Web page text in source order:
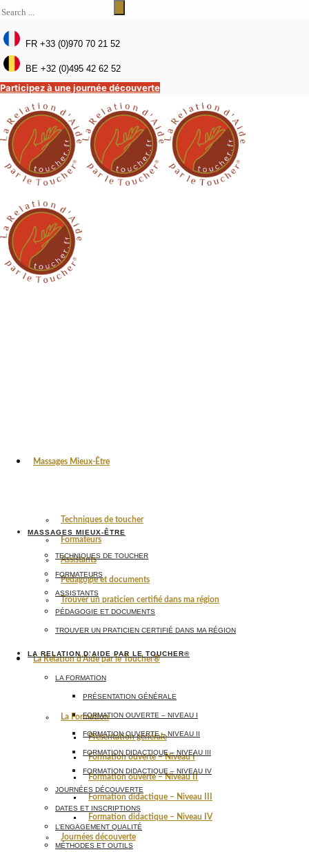
FR +33 (0)970 70 21 52
BE +32 (0)495 42 62 52
Participez à une journée découverte
Massages Mieux-Être
Techniques de toucher
Formateurs
Assistants
Pédagogie et documents
Trouver un praticien certifié dans ma région
La Relation d’Aide par le Toucher®
La Formation
Présentation générale
Formation ouverte – Niveau I
Formation ouverte – Niveau II
Formation didactique – Niveau III
Formation didactique – Niveau IV
Journées découverte
MASSAGES MIEUX-ÊTRE
TECHNIQUES DE TOUCHER
FORMATEURS
ASSISTANTS
PÉDAGOGIE ET DOCUMENTS
TROUVER UN PRATICIEN CERTIFIÉ DANS MA RÉGION
LA RELATION D’AIDE PAR LE TOUCHER®
LA FORMATION
PRÉSENTATION GÉNÉRALE
FORMATION OUVERTE – NIVEAU I
FORMATION OUVERTE – NIVEAU II
FORMATION DIDACTIQUE – NIVEAU III
FORMATION DIDACTIQUE – NIVEAU IV
JOURNÉES DÉCOUVERTE
DATES ET INSCRIPTIONS
L’ENGAGEMENT QUALITÉ
MÉTHODES ET OUTILS